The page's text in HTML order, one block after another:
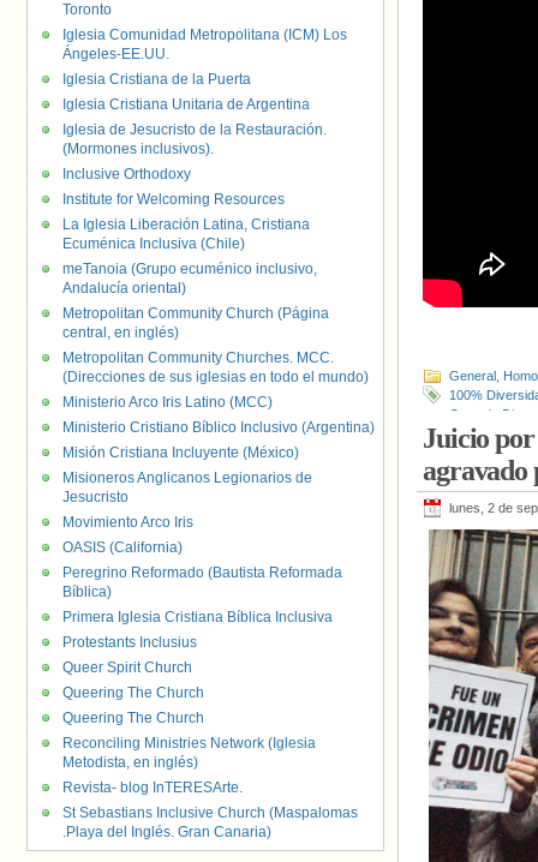
General
100%
Casa de
Nación ,David
Bloch, Javier
Mariela
Travesticidio,
Juicio por
agravado
lunes, 2 de
Toronto
Iglesia Comunidad Metropolitana (ICM) Los
Ángeles-EE.UU.
Iglesia Cristiana de la Puerta
Iglesia Cristiana Unitaria de Argentina
Iglesia de Jesucristo de la Restauración.
(Mormones inclusivos).
Inclusive Orthodoxy
Institute for Welcoming Resources
La Iglesia Liberación Latina, Cristiana
Ecuménica Inclusiva (Chile)
meTanoia (Grupo ecuménico inclusivo,
Andalucía oriental)
Metropolitan Community Church (Página
central, en inglés)
Metropolitan Community Churches. MCC.
(Direcciones de sus iglesias en todo el mundo)
Ministerio Arco Iris Latino (MCC)
Ministerio Cristiano Bíblico Inclusivo (Argentina)
Misión Cristiana Incluyente (México)
Misioneros Anglicanos Legionarios de
Jesucristo
Movimiento Arco Iris
OASIS (California)
Peregrino Reformado (Bautista Reformada
Bíblica)
Primera Iglesia Cristiana Bíblica Inclusiva
Protestants Inclusius
Queer Spirit Church
Queering The Church
Queering The Church
Reconciling Ministries Network (Iglesia
Metodista, en inglés)
Revista- blog InTERESArte.
St Sebastians Inclusive Church (Maspalomas
.Playa del Inglés. Gran Canaria)